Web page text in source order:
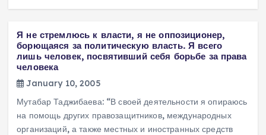
Я не стремлюсь к власти, я не оппозиционер,
борющаяся за политическую власть. Я всего
лишь человек, посвятивший себя борьбе за права
человека
January 10, 2005
Мутабар Таджибаева: “В своей деятельности я опираюсь
на помощь других правозащитников, международных
организаций, а также местных и иностранных средств